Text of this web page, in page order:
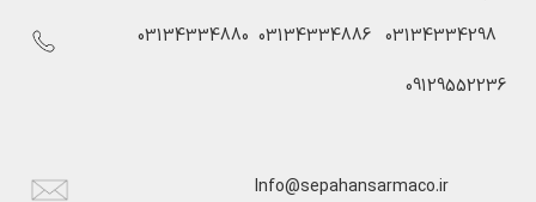
03134334298
03134334886
03134334880
09129552236
Info@sepahansarmaco.ir